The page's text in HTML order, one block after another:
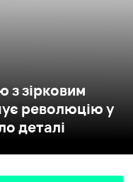
з зірковим
революцію у
деталі